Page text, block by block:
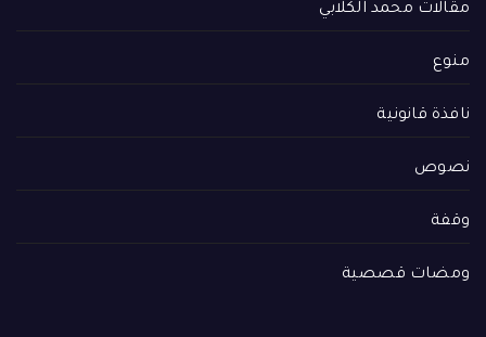
مقالات محمد الكلابي
منوع
نافذة قانونية
نصوص
وقفة
ومضات قصصية